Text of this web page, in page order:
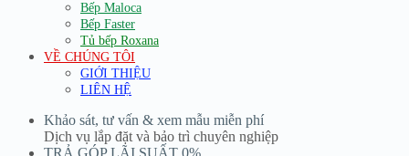
Bếp Maloca
Bếp Faster
Tủ bếp Roxana
VỀ CHÚNG TÔI
GIỚI THIỆU
LIÊN HỆ
Khảo sát, tư vấn & xem mẫu miễn phí
Dịch vụ lắp đặt và bảo trì chuyên nghiệp
TRẢ GÓP LÃI SUẤT 0%